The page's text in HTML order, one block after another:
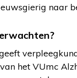
naar
het VUmc